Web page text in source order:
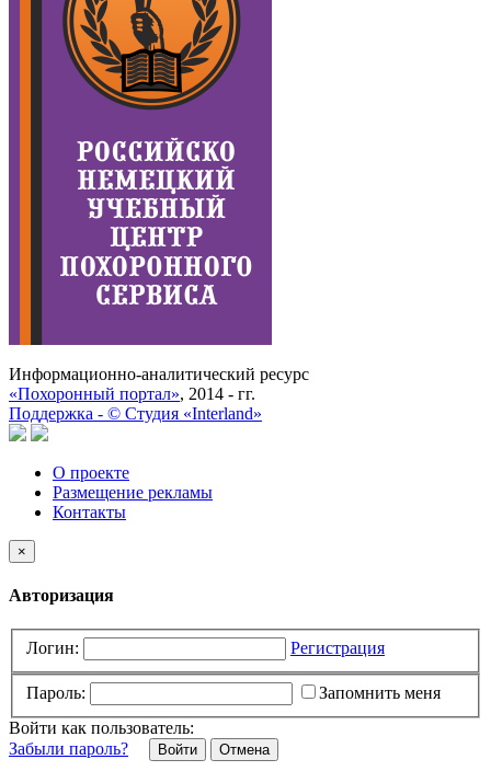
Информационно-аналитический ресурс
«Похоронный портал», 2014 - гг.
Поддержка - © Cтудия «Interland»
О проекте
Размещение рекламы
Контакты
×
Авторизация
Логин: Регистрация
Пароль:
Запомнить меня
Войти как пользователь:
Забыли пароль?
Отмена